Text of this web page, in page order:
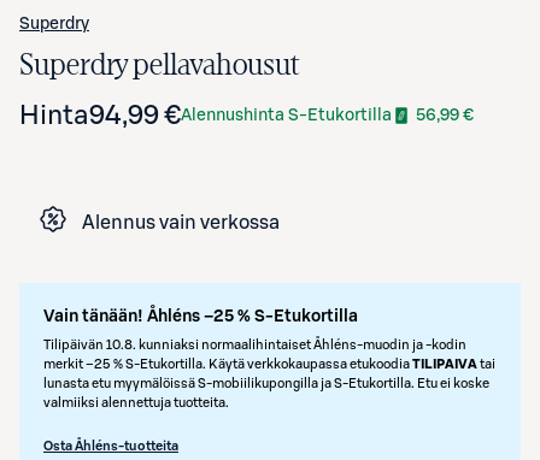
Superdry
Superdry pellavahousut
Hinta94,99 €Alennushinta S-Etukortilla 56,99 €
Alennus vain verkossa
Vain tänään! Åhléns –25 % S-Etukortilla
Tilipäivän 10.8. kunniaksi normaalihintaiset Åhléns-muodin ja -kodin
merkit –25 % S‑Etukortilla. Käytä verkkokaupassa etukoodiaTILIPAIVAtai
lunasta etu myymälöissä S‑mobiilikupongilla ja S‑Etukortilla. Etu ei koske
valmiiksi alennettuja tuotteita.
Osta Åhléns-tuotteita